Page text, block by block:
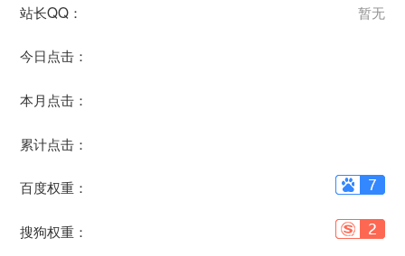
站长QQ： 暂无
今日点击：
本月点击：
累计点击：
百度权重：
搜狗权重：